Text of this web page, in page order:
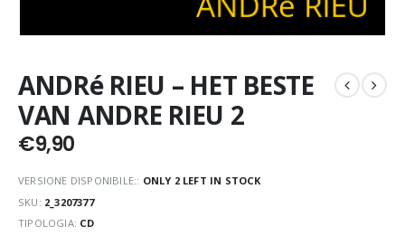
ANDRé RIEU – HET BESTE
VAN ANDRE RIEU 2
€9,90
VERSIONE DISPONIBILE:: ONLY 2 LEFT IN STOCK
SKU: 2_3207377
TIPOLOGIA: CD